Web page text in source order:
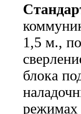
1,5 м.,
блока
режимах